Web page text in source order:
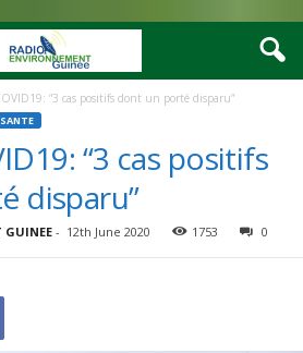
“3 cas positifs dont un porté disparu”
SANTE
“3 cas positifs
disparu”
GUINEE - 12th June 2020 1753 0